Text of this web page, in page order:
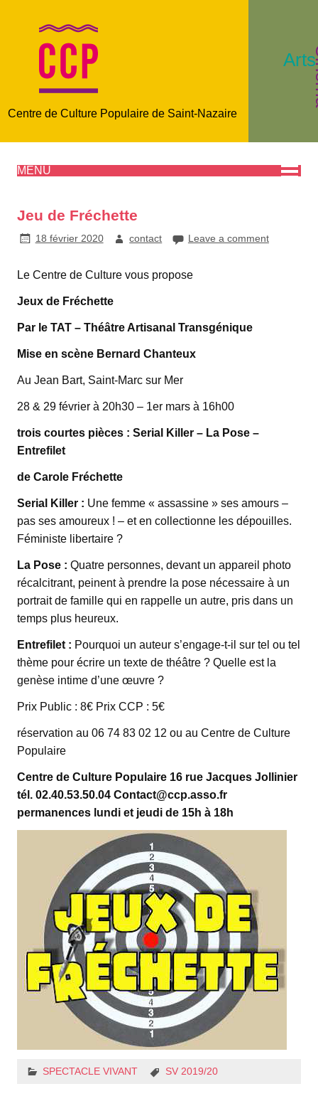
Centre de Culture Populaire de Saint-Nazaire
MENU
Jeu de Fréchette
18 février 2020 contact Leave a comment
Le Centre de Culture vous propose
Jeux de Fréchette
Par le TAT – Théâtre Artisanal Transgénique
Mise en scène Bernard Chanteux
Au Jean Bart, Saint-Marc sur Mer
28 & 29 février à 20h30 – 1er mars à 16h00
trois courtes pièces : Serial Killer – La Pose –
Entrefilet
de Carole Fréchette
Serial Killer : Une femme « assassine » ses amours –
pas ses amoureux ! – et en collectionne les dépouilles.
Féministe libertaire ?
La Pose : Quatre personnes, devant un appareil photo
récalcitrant, peinent à prendre la pose nécessaire à un
portrait de famille qui en rappelle un autre, pris dans un
temps plus heureux.
Entrefilet : Pourquoi un auteur s’engage-t-il sur tel ou tel
thème pour écrire un texte de théâtre ? Quelle est la
genèse intime d’une œuvre ?
Prix Public : 8€ Prix CCP : 5€
réservation au 06 74 83 02 12 ou au Centre de Culture
Populaire
Centre de Culture Populaire 16 rue Jacques Jollinier
tél. 02.40.53.50.04 Contact@ccp.asso.fr
permanences lundi et jeudi de 15h à 18h
SPECTACLE VIVANT SV 2019/20